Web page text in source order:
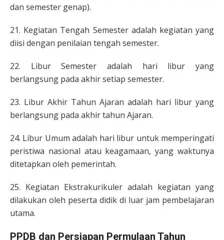
dan semester genap).
21. Kegiatan Tengah Semester adalah kegiatan yang
diisi dengan penilaian tengah semester.
22. Libur Semester adalah hari libur yang
berlangsung pada akhir setiap semester.
23. Libur Akhir Tahun Ajaran adalah hari libur yang
berlangsung pada akhir tahun Ajaran.
24. Libur Umum adalah hari libur untuk memperingati
peristiwa nasional atau keagamaan, yang waktunya
ditetapkan oleh pemerintah.
25. Kegiatan Ekstrakurikuler adalah kegiatan yang
dilakukan oleh peserta didik di luar jam pembelajaran
utama.
PPDB dan Persiapan Permulaan Tahun